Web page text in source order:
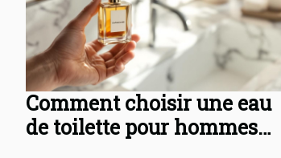
Comment choisir une eau
de toilette pour hommes